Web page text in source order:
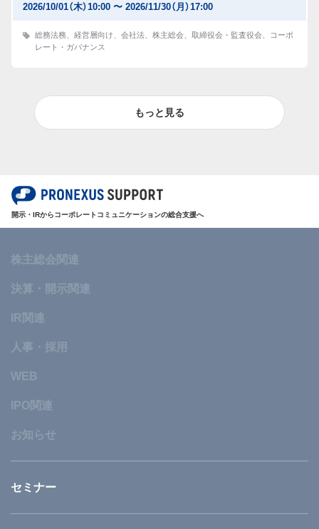
2026/10/01（木）10:00 〜 2026/11/30（月）17:00
総務法務 経営層向け 会社法 株主総会 取締役会・監査役会
コーポ
レート・ガバナンス
もっと見る
開示・IRからコーポレートコミュニケーションの総合支援へ
株主総会関連
決算・開示関連
IR関連
人事・採用
WEB
IPO関連
お知らせ
セミナー